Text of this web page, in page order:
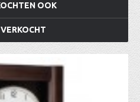
OOK